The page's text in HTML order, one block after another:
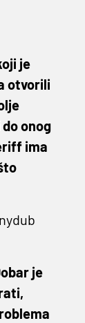
je
otvorili
onog
ima
je